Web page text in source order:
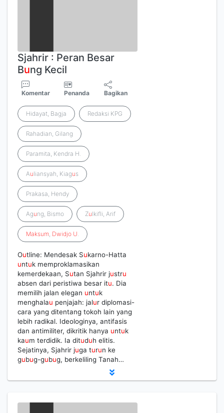
Sjahrir : Peran Besar
Bung Kecil
Komentar Penanda Bagikan
Hidayat, Bagja Redaksi KPG
Rahadian, Gilang
Paramita, Kendra H.
Auliansyah, Kiagus
Prakasa, Hendy
Agung, Bismo Zulkifli, Arif
Maksum, Dwidjo U.
Outline: Mendesak Sukarno-Hatta
untuk memproklamasikan
kemerdekaan, Sutan Sjahrir justru
absen dari peristiwa besar itu. Dia
memilih jalan elegan untuk
menghalau penjajah: jalur diplomasi-
cara yang ditentang tokoh lain yang
lebih radikal. Ideologinya, antifasis
dan antimiliter, dikritik hanya untuk
kaum terdidik. Ia dituduh elitis.
Sejatinya, Sjahrir juga turun ke
gubug-gubug, berkeliling Tanah…